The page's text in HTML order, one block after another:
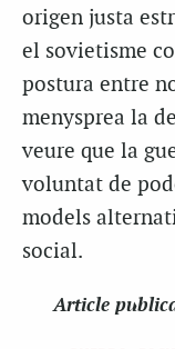
origen justa
el sovietisme
postura entre
menysprea la
veure que la
voluntat de
models
social.
Article